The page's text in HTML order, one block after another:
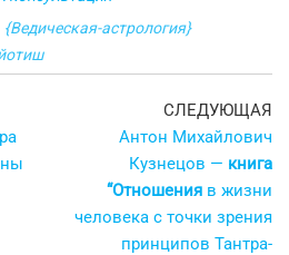
{Ведическая-астрология}
СЛЕДУЮЩАЯ
Антон Михайлович
Кузнецов — книга
“Отношения в жизни
человека с точки зрения
принципов Тантра-